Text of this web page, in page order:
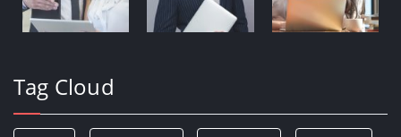
Tag Cloud